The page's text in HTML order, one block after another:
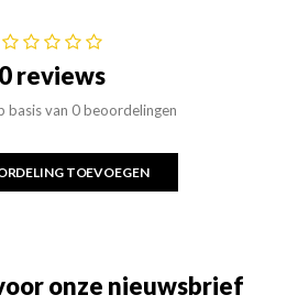
0 reviews
basis van 0 beoordelingen
TOEVOEGEN
onze nieuwsbrief